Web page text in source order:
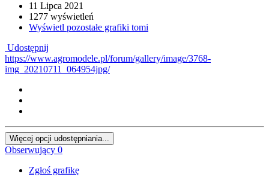
11 Lipca 2021
1277 wyświetleń
Wyświetl pozostałe grafiki tomi
Udostępnij
https://www.agromodele.pl/forum/gallery/image/3768-
img_20210711_064954jpg/
Więcej opcji udostępniania...
Obserwujący 0
Zgłoś grafikę